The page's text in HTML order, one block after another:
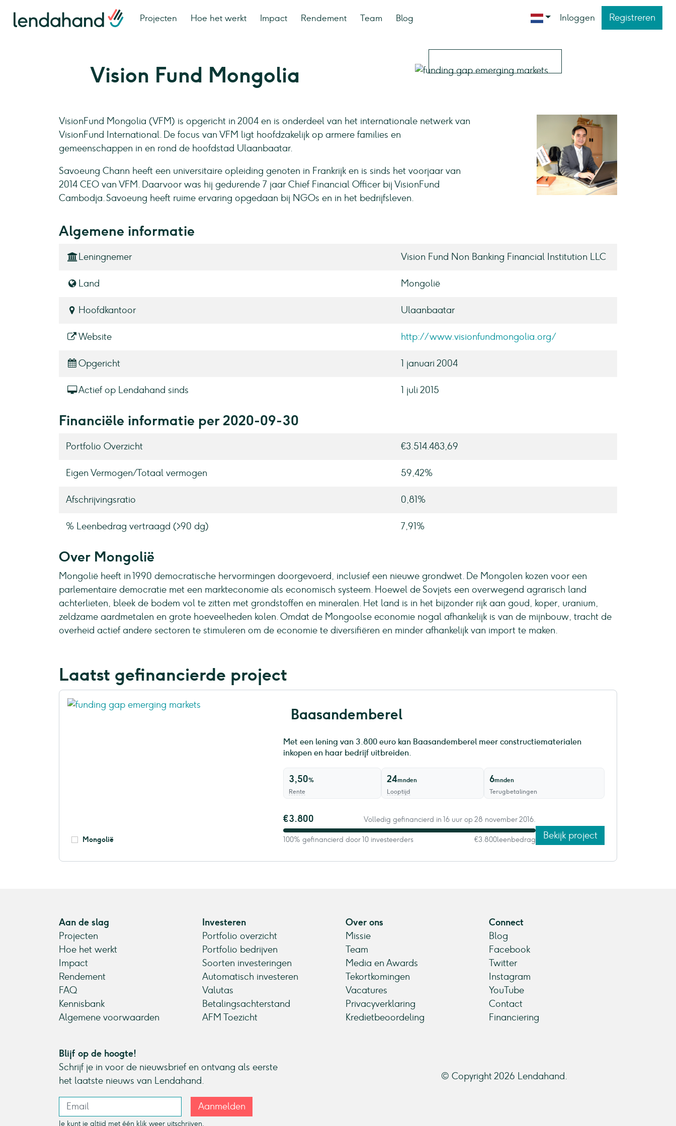
Projecten Hoe het werkt Impact Rendement Team Blog Inloggen Registreren
Vision Fund Mongolia
VisionFund Mongolia (VFM) is opgericht in 2004 en is onderdeel van het internationale netwerk van
VisionFund International. De focus van VFM ligt hoofdzakelijk op armere families en
gemeenschappen in en rond de hoofdstad Ulaanbaatar.
Savoeung Chann heeft een universitaire opleiding genoten in Frankrijk en is sinds het voorjaar van
2014 CEO van VFM. Daarvoor was hij gedurende 7 jaar Chief Financial Officer bij VisionFund
Cambodja. Savoeung heeft ruime ervaring opgedaan bij NGOs en in het bedrijfsleven.
Algemene informatie
Leningnemer Vision Fund Non Banking Financial Institution LLC
Land Mongolië
Hoofdkantoor Ulaanbaatar
Website http://www.visionfundmongolia.org/
Opgericht 1 januari 2004
Actief op Lendahand sinds 1 juli 2015
Financiële informatie per 2020-09-30
Portfolio Overzicht €3.514.483,69
Eigen Vermogen / Totaal vermogen 59,42%
Afschrijvingsratio 0,81%
% Leenbedrag vertraagd (>90 dg) 7,91%
Over Mongolië
Mongolië heeft in 1990 democratische hervormingen doorgevoerd, inclusief een nieuwe grondwet. De Mongolen kozen voor een
parlementaire democratie met een markteconomie als economisch systeem. Hoewel de Sovjets een overwegend agrarisch land
achterlieten, bleek de bodem vol te zitten met grondstoffen en mineralen. Het land is in het bijzonder rijk aan goud, koper, uranium,
zeldzame aardmetalen en grote hoeveelheden kolen. Omdat de Mongoolse economie nogal afhankelijk is van de mijnbouw, tracht de
overheid actief andere sectoren te stimuleren om de economie te diversifiëren en minder afhankelijk van import te maken.
Laatst gefinancierde project
Mongolië
Baasandemberel
Met een lening van 3.800 euro kan ​Baasandemberel meer constructiematerialen
inkopen en haar bedrijf uitbreiden.
3,50%
Rente
24mnden
Looptijd
6mnden
Terugbetalingen
€3.800 Volledig gefinancierd in 16 uur op 28 november 2016.
100% gefinancierd door 10 investeerders €3.800leenbedrag Bekijk project
Aan de slag
Projecten
Hoe het werkt
Impact
Rendement
FAQ
Kennisbank
Algemene voorwaarden
Investeren
Portfolio overzicht
Portfolio bedrijven
Soorten investeringen
Automatisch investeren
Valutas
Betalingsachterstand
AFM Toezicht
Over ons
Missie
Team
Media en Awards
Tekortkomingen
Vacatures
Privacyverklaring
Kredietbeoordeling
Connect
Blog
Facebook
Twitter
Instagram
YouTube
Contact
Financiering
Blijf op de hoogte!
Schrijf je in voor de nieuwsbrief en ontvang als eerste
het laatste nieuws van Lendahand.
Aanmelden
Je kunt je altijd met één klik weer uitschrijven.
© Copyright 2026 Lendahand.